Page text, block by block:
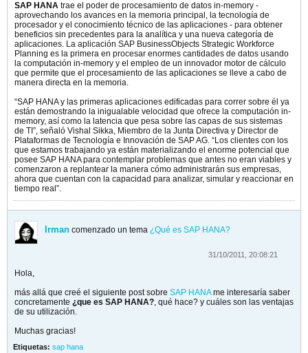
SAP HANA trae el poder de procesamiento de datos in-memory -
aprovechando los avances en la memoria principal, la tecnología de
procesador y el conocimiento técnico de las aplicaciones - para obtener
beneficios sin precedentes para la analítica y una nueva categoría de
aplicaciones. La aplicación SAP BusinessObjects Strategic Workforce
Planning es la primera en procesar enormes cantidades de datos usando
la computación in-memory y el empleo de un innovador motor de cálculo
que permite que el procesamiento de las aplicaciones se lleve a cabo de
manera directa en la memoria.
“SAP HANA y las primeras aplicaciones edificadas para correr sobre él ya
están demostrando la inigualable velocidad que ofrece la computación in-
memory, así como la latencia que pesa sobre las capas de sus sistemas
de TI”, señaló Vishal Sikka, Miembro de la Junta Directiva y Director de
Plataformas de Tecnología e Innovación de SAP AG. “Los clientes con los
que estamos trabajando ya están materializando el enorme potencial que
posee SAP HANA para contemplar problemas que antes no eran viables y
comenzaron a replantear la manera cómo administrarán sus empresas,
ahora que cuentan con la capacidad para analizar, simular y reaccionar en
tiempo real”.
Irman comenzado un tema ¿Qué es SAP HANA?
31/10/2011, 20:08:21
Hola,
más allá que creé el siguiente post sobre SAP HANAme interesaría saber
concretamente ¿que es SAP HANA?, qué hace? y cuáles son las ventajas
de su utilización.
Muchas gracias!
Etiquetas: sap hana